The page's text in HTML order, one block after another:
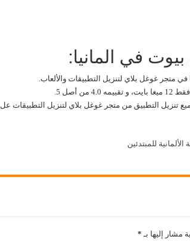
في المانيا:
متجر غوغل بلاي لتنزيل التطبيقات والألعاب.
أصل 5.
ألف مرة، ويمكن الجميع تنزيل التطبيق من متجر غوغل بلاي لتنزيل التطبيقات عل
للمبتدئين
مشار إليها بـ *